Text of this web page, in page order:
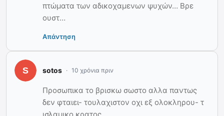
πτώματα των αδικοχαμενων ψυχών… Βρε
ουστ…
Απάντηση
sotos 10 χρόνια πριν
Προσωπικα το βρισκω σωστο αλλα παντως
δεν φταιει- τουλαχιστον οχι εξ ολοκληρου- τ